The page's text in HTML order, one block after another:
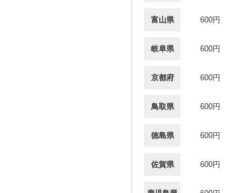
富山県 600円
岐阜県 600円
京都府 600円
鳥取県 600円
徳島県 600円
佐賀県 600円